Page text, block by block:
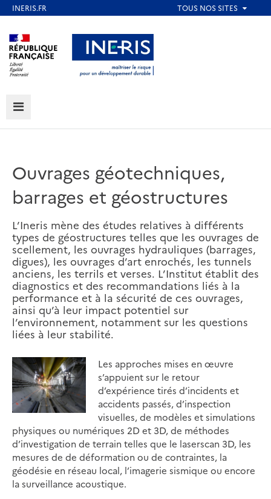
au
contenu
principal
Aller au contenu Aller au menu
Aller au pied de page
MENU
Ouvrages géotechniques,
barrages et géostructures
L’Ineris mène des études relatives à différents
types de géostructures telles que les ouvrages de
scellement, les ouvrages hydrauliques (barrages,
digues), les ouvrages d’art enrochés, les tunnels
anciens, les terrils et verses. L’Institut établit des
diagnostics et des recommandations liés à la
performance et à la sécurité de ces ouvrages,
ainsi qu’à leur impact potentiel sur
l’environnement, notamment sur les questions
liées à leur stabilité.
Les approches mises en œuvre
s’appuient sur le retour
d’expérience tirés d’incidents et
accidents passés, d’inspection
visuelles, de modèles et simulations
physiques ou numériques 2D et 3D, de méthodes
d’investigation de terrain telles que le laserscan 3D, les
mesures de de déformation ou de contraintes, la
géodésie en réseau local, l’imagerie sismique ou encore
la surveillance acoustique.